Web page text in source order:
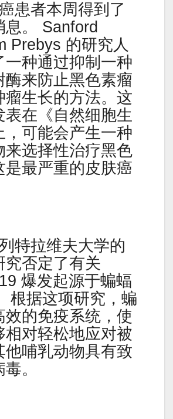
患者本周得到了
息。 Sanford
Prebys 的研究人
一种通过抑制一种
酶来防止黑色素瘤
瘤生长的方法。这
表在《自然细胞生
，可能会产生一种
来选择性治疗黑色
是最严重的皮肤癌
特拉维夫大学的
究否定了有关
爆发起源于蝙蝠
根据这项研究，蝙
效的免疫系统，使
相对轻松地应对被
他哺乳动物具有致
。